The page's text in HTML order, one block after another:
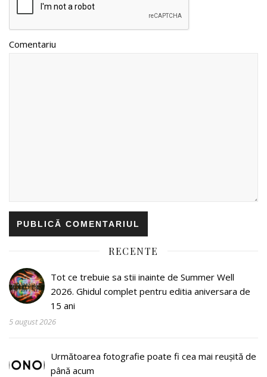
Comentariu
RECENTE
Tot ce trebuie sa stii inainte de Summer Well
2026. Ghidul complet pentru editia aniversara de
15 ani
5 august 2026
Următoarea fotografie poate fi cea mai reușită de
până acum